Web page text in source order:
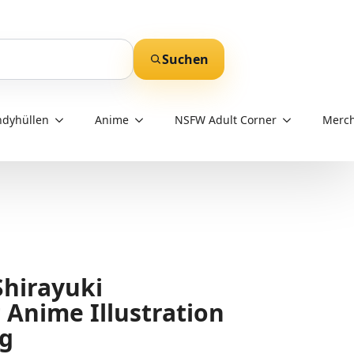
Suchen
Anime NSFW Adult Corner
Anime Illustration